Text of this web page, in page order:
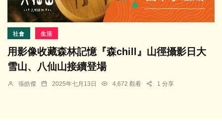
社會 生活
用影像收藏森林記憶『森chill』山徑攝影日大
雪山、八仙山接續登場
張皓傑 2025年七月13日 4,672 觀看 1 分享